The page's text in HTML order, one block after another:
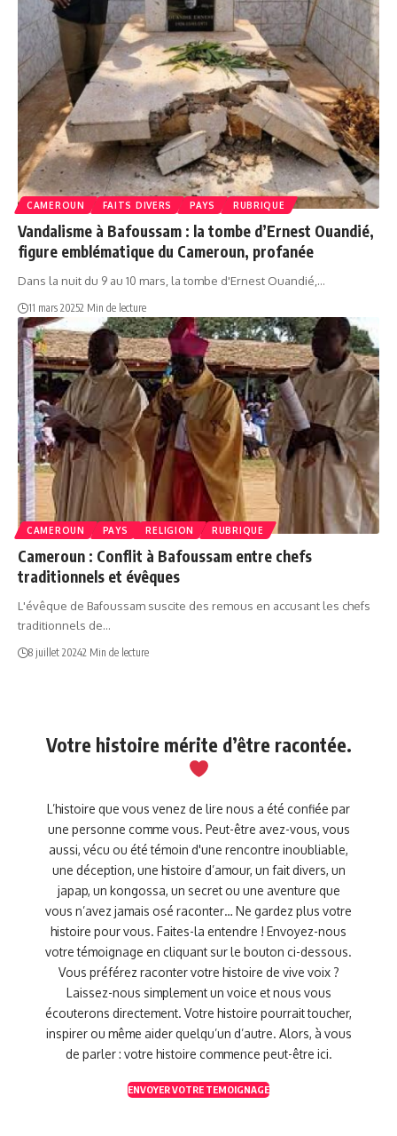
CAMEROUN FAITS DIVERS PAYS RUBRIQUE
Vandalisme à Bafoussam : la tombe d’Ernest Ouandié,
figure emblématique du Cameroun, profanée
Dans la nuit du 9 au 10 mars, la tombe d'Ernest Ouandié,…
11 mars 20252 Min de lecture
CAMEROUN PAYS RELIGION RUBRIQUE
Cameroun : Conflit à Bafoussam entre chefs
traditionnels et évêques
L'évêque de Bafoussam suscite des remous en accusant les chefs
traditionnels de…
8 juillet 20242 Min de lecture
Votre histoire mérite d’être racontée.
L’histoire que vous venez de lire nous a été confiée par
une personne comme vous. Peut-être avez-vous, vous
aussi, vécu ou été témoin d'une rencontre inoubliable,
une déception, une histoire d’amour, un fait divers, un
japap, un kongossa, un secret ou une aventure que
vous n’avez jamais osé raconter… Ne gardez plus votre
histoire pour vous. Faites-la entendre ! Envoyez-nous
votre témoignage en cliquant sur le bouton ci-dessous.
Vous préférez raconter votre histoire de vive voix ?
Laissez-nous simplement un voice et nous vous
écouterons directement. Votre histoire pourrait toucher,
inspirer ou même aider quelqu’un d’autre. Alors, à vous
de parler : votre histoire commence peut-être ici.
ENVOYER VOTRE TEMOIGNAGE